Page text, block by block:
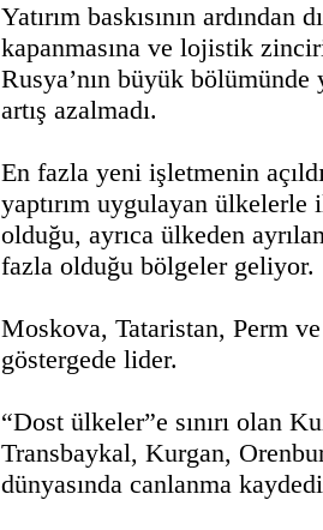
Yatırım baskısının ardından
kapanmasına ve lojistik
Rusya’nın büyük bölümünde
artış azalmadı.
En fazla yeni işletmenin
yaptırım uygulayan ülkelerle
olduğu, ayrıca ülkeden
fazla olduğu bölgeler
Moskova, Tataristan, Perm
göstergede lider.
“Dost ülkeler”e sınırı olan
Transbaykal, Kurgan,
dünyasında canlanma